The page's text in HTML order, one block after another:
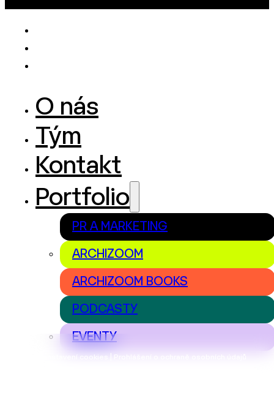
Nastavení cookies | Prohlášení o ochraně osobních údajů
O nás
Tým
Kontakt
Portfolio
PR A MARKETING
ARCHIZOOM
ARCHIZOOM BOOKS
PODCASTY
EVENTY